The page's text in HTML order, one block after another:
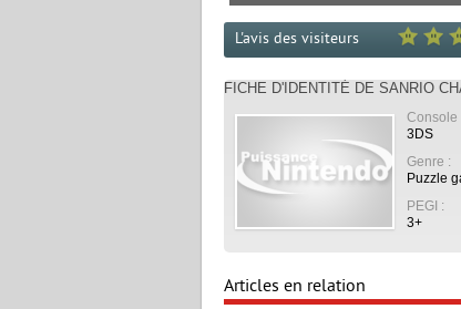
L'avis des visiteurs
FICHE D'IDENTITÉ DE SANRIO
Console
3DS
Genre :
Puzzle
PEGI :
3+
Articles en relation